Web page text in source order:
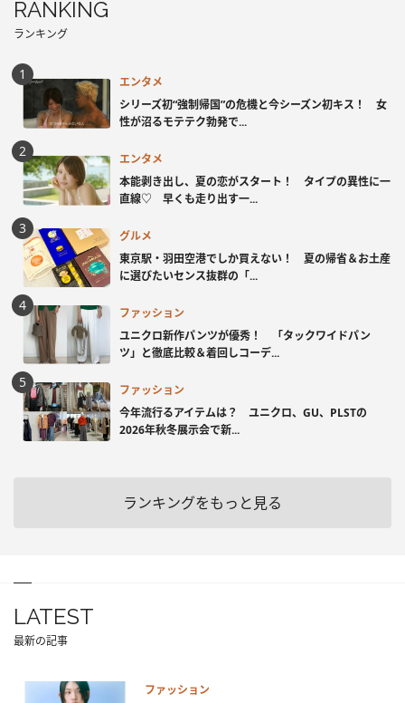
RANKING
ランキング
エンタメ
シリーズ初“強制帰国”の危機と今シーズン初キス！ 女
性が沼るモテテク勃発で...
エンタメ
本能剥き出し、夏の恋がスタート！ タイプの異性に一
直線♡ 早くも走り出す一...
グルメ
東京駅・羽田空港でしか買えない！ 夏の帰省＆お土産
に選びたいセンス抜群の「...
ファッション
ユニクロ新作パンツが優秀！ 「タックワイドパン
ツ」と徹底比較＆着回しコーデ...
ファッション
今年流行るアイテムは？ ユニクロ、GU、PLSTの
2026年秋冬展示会で新...
ランキングをもっと見る
LATEST
最新の記事
ファッション